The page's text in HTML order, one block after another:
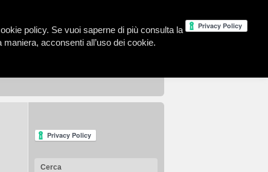
Cerca
policy. Se vuoi saperne di più consulta la
acconsenti all’uso dei cookie.